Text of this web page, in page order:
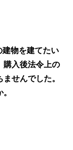
物を建てたい
購入後法令上の
せんでした。